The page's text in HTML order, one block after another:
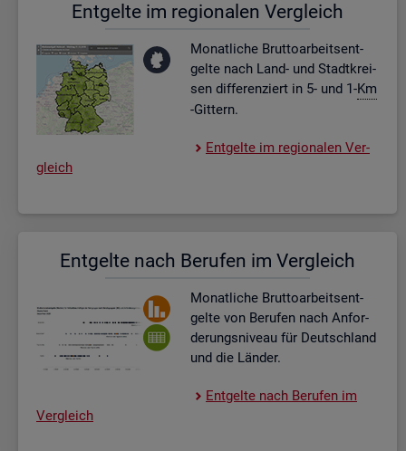
Ent­gel­te im re­gio­na­len Ver­gleich
Mo­nat­li­che Brut­to­ar­beits­ent­
gel­te nach Land- und Stadt­krei­
sen dif­fe­ren­ziert in 5- und 1-Km
-Git­tern.
Ent­gel­te im re­gio­na­len Ver­
gleich
Ent­gel­te nach Be­ru­fen im Ver­gleich
Mo­nat­li­che Brut­to­ar­beits­ent­
gel­te von Be­ru­fen nach An­for­
de­rungs­ni­veau für Deutsch­land
und die Län­der.
Ent­gel­te nach Be­ru­fen im
Ver­gleich